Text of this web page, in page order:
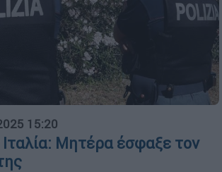
15:20
Μητέρα έσφαξε τον